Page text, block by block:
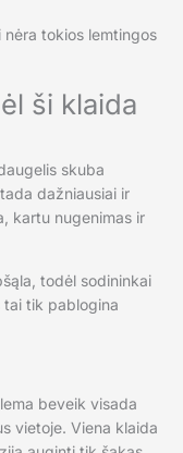
tokios lemtingos
ši klaida
skuba
dažniausiai ir
kartu nugenimas ir
todėl sodininkai
tai tik pablogina
beveik visada
vietoje. Viena klaida